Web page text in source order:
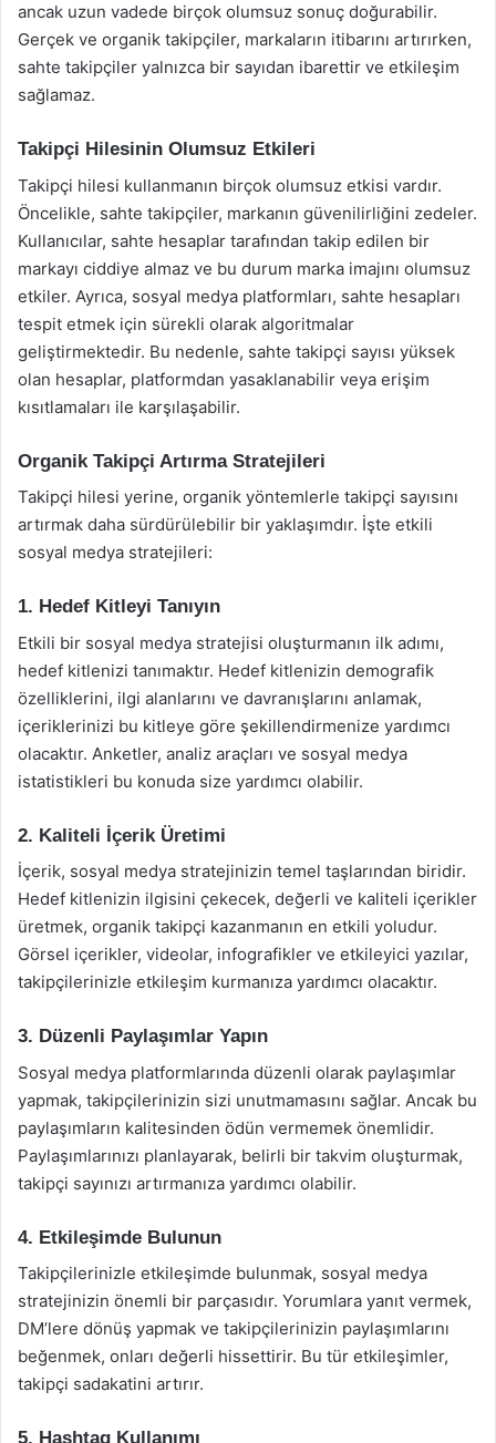
ancak uzun vadede birçok olumsuz sonuç doğurabilir.
Gerçek ve organik takipçiler, markaların itibarını artırırken,
sahte takipçiler yalnızca bir sayıdan ibarettir ve etkileşim
sağlamaz.
Takipçi Hilesinin Olumsuz Etkileri
Takipçi hilesi kullanmanın birçok olumsuz etkisi vardır.
Öncelikle, sahte takipçiler, markanın güvenilirliğini zedeler.
Kullanıcılar, sahte hesaplar tarafından takip edilen bir
markayı ciddiye almaz ve bu durum marka imajını olumsuz
etkiler. Ayrıca, sosyal medya platformları, sahte hesapları
tespit etmek için sürekli olarak algoritmalar
geliştirmektedir. Bu nedenle, sahte takipçi sayısı yüksek
olan hesaplar, platformdan yasaklanabilir veya erişim
kısıtlamaları ile karşılaşabilir.
Organik Takipçi Artırma Stratejileri
Takipçi hilesi yerine, organik yöntemlerle takipçi sayısını
artırmak daha sürdürülebilir bir yaklaşımdır. İşte etkili
sosyal medya stratejileri:
1. Hedef Kitleyi Tanıyın
Etkili bir sosyal medya stratejisi oluşturmanın ilk adımı,
hedef kitlenizi tanımaktır. Hedef kitlenizin demografik
özelliklerini, ilgi alanlarını ve davranışlarını anlamak,
içeriklerinizi bu kitleye göre şekillendirmenize yardımcı
olacaktır. Anketler, analiz araçları ve sosyal medya
istatistikleri bu konuda size yardımcı olabilir.
2. Kaliteli İçerik Üretimi
İçerik, sosyal medya stratejinizin temel taşlarından biridir.
Hedef kitlenizin ilgisini çekecek, değerli ve kaliteli içerikler
üretmek, organik takipçi kazanmanın en etkili yoludur.
Görsel içerikler, videolar, infografikler ve etkileyici yazılar,
takipçilerinizle etkileşim kurmanıza yardımcı olacaktır.
3. Düzenli Paylaşımlar Yapın
Sosyal medya platformlarında düzenli olarak paylaşımlar
yapmak, takipçilerinizin sizi unutmamasını sağlar. Ancak bu
paylaşımların kalitesinden ödün vermemek önemlidir.
Paylaşımlarınızı planlayarak, belirli bir takvim oluşturmak,
takipçi sayınızı artırmanıza yardımcı olabilir.
4. Etkileşimde Bulunun
Takipçilerinizle etkileşimde bulunmak, sosyal medya
stratejinizin önemli bir parçasıdır. Yorumlara yanıt vermek,
DM’lere dönüş yapmak ve takipçilerinizin paylaşımlarını
beğenmek, onları değerli hissettirir. Bu tür etkileşimler,
takipçi sadakatini artırır.
5. Hashtag Kullanımı